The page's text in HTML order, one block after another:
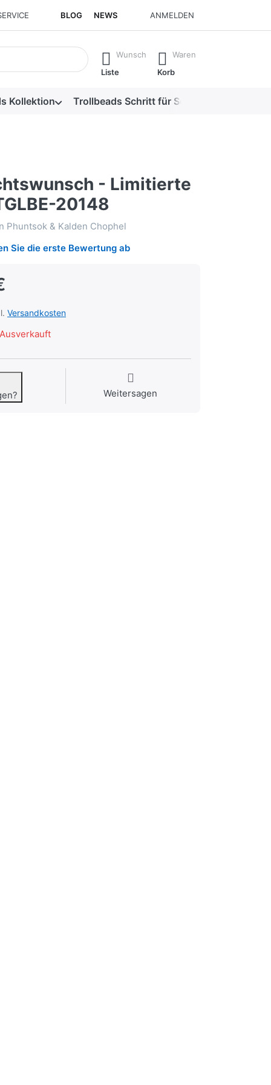
BLOG NEWS ANMELDEN
erste Ergebnisse. Drücken Sie die Eingabetaste, um alle
Wunsch
Liste
Waren
Korb
Kollektion Trollbeads Schritt für Schritt
- Limitierte
20148
Phuntsok & Kalden Chophel
Sie die erste Bewertung ab
Versandkosten
Ausverkauft
Weitersagen